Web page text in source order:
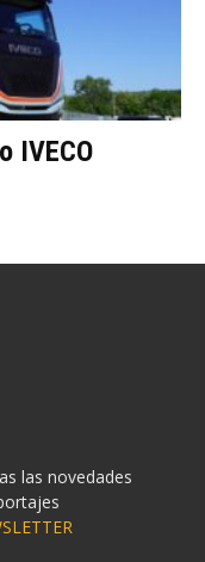
IVECO
las novedades